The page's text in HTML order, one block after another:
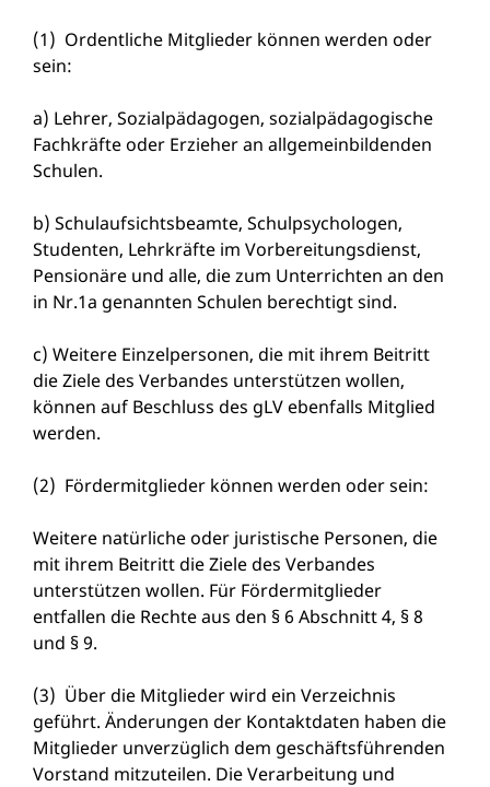
(1) Ordentliche Mitglieder können werden oder
sein:
a) Lehrer, Sozialpädagogen, sozialpädagogische
Fachkräfte oder Erzieher an allgemeinbildenden
Schulen.
b) Schulaufsichtsbeamte, Schulpsychologen,
Studenten, Lehrkräfte im Vorbereitungsdienst,
Pensionäre und alle, die zum Unterrichten an den
in Nr.1a genannten Schulen berechtigt sind.
c) Weitere Einzelpersonen, die mit ihrem Beitritt
die Ziele des Verbandes unterstützen wollen,
können auf Beschluss des gLV ebenfalls Mitglied
werden.
(2) Fördermitglieder können werden oder sein:
Weitere natürliche oder juristische Personen, die
mit ihrem Beitritt die Ziele des Verbandes
unterstützen wollen. Für Fördermitglieder
entfallen die Rechte aus den § 6 Abschnitt 4, § 8
und § 9.
(3) Über die Mitglieder wird ein Verzeichnis
geführt. Änderungen der Kontaktdaten haben die
Mitglieder unverzüglich dem geschäftsführenden
Vorstand mitzuteilen. Die Verarbeitung und